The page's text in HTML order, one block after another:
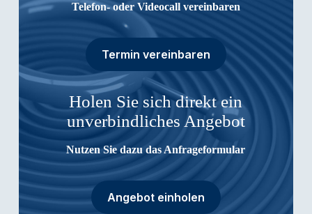
Telefon- oder Videocall vereinbaren
Termin vereinbaren
Holen Sie sich direkt ein
unverbindliches Angebot
Nutzen Sie dazu das Anfrageformular
Angebot einholen